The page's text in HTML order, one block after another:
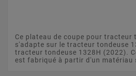
Ce plateau de coupe pour tracteur
s'adapte sur le tracteur tondeuse
tracteur tondeuse 1328H (2022).
est fabriqué à partir d'un matériau